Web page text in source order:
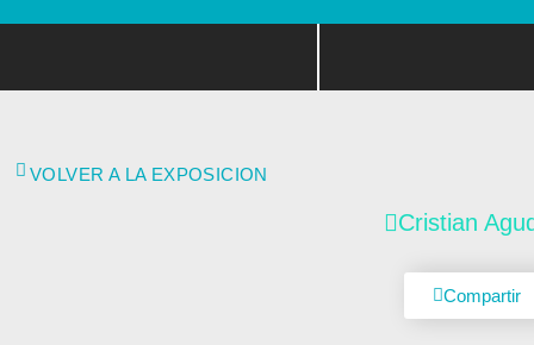
VOLVER A LA EXPOSICION
Cristian
Compartir